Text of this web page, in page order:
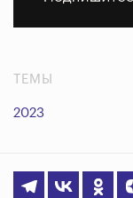
ТЕМЫ
2023